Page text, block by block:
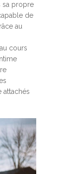
sa propre
de
au
cours
attachés